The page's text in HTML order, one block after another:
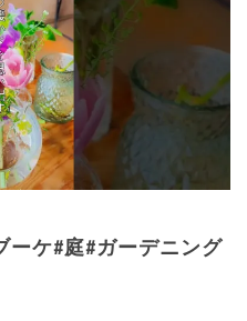
ーケ#庭#ガーデニング